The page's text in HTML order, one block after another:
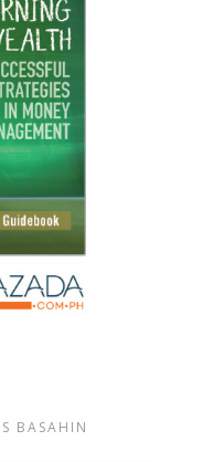
BASAHIN